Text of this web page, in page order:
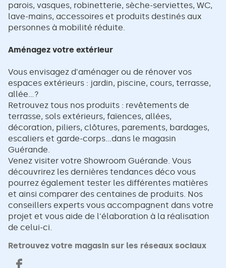
parois, vasques, robinetterie, sèche-serviettes, WC,
lave-mains, accessoires et produits destinés aux
personnes à mobilité réduite.
Aménagez votre extérieur
Vous envisagez d'aménager ou de rénover vos
espaces extérieurs : jardin, piscine, cours, terrasse,
allée...?
Retrouvez tous nos produits : revêtements de
terrasse, sols extérieurs, faïences, allées,
décoration, piliers, clôtures, parements, bardages,
escaliers et garde-corps...dans le magasin
Guérande.
Venez visiter votre Showroom Guérande. Vous
découvrirez les dernières tendances déco vous
pourrez également tester les différentes matières
et ainsi comparer des centaines de produits. Nos
conseillers experts vous accompagnent dans votre
projet et vous aide de l'élaboration à la réalisation
de celui-ci.
Retrouvez votre magasin sur les réseaux sociaux